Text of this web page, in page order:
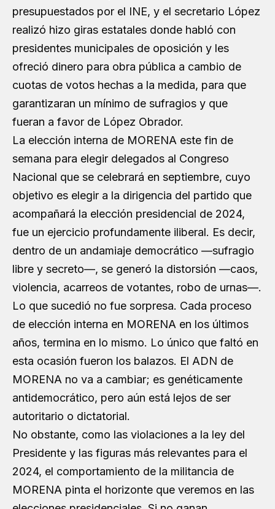
presupuestados por el INE, y el secretario López
realizó hizo giras estatales donde habló con
presidentes municipales de oposición y les
ofreció dinero para obra pública a cambio de
cuotas de votos hechas a la medida, para que
garantizaran un mínimo de sufragios y que
fueran a favor de López Obrador.
La elección interna de MORENA este fin de
semana para elegir delegados al Congreso
Nacional que se celebrará en septiembre, cuyo
objetivo es elegir a la dirigencia del partido que
acompañará la elección presidencial de 2024,
fue un ejercicio profundamente iliberal. Es decir,
dentro de un andamiaje democrático —sufragio
libre y secreto—, se generó la distorsión —caos,
violencia, acarreos de votantes, robo de urnas—.
Lo que sucedió no fue sorpresa. Cada proceso
de elección interna en MORENA en los últimos
años, termina en lo mismo. Lo único que faltó en
esta ocasión fueron los balazos. El ADN de
MORENA no va a cambiar; es genéticamente
antidemocrático, pero aún está lejos de ser
autoritario o dictatorial.
No obstante, como las violaciones a la ley del
Presidente y las figuras más relevantes para el
2024, el comportamiento de la militancia de
MORENA pinta el horizonte que veremos en las